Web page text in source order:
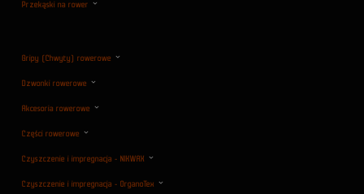
Przekąski na rower
Gripy (Chwyty) rowerowe
Dzwonki rowerowe
Akcesoria rowerowe
Części rowerowe
Czyszczenie i impregnacja - NIKWAX
Czyszczenie i impregnacja - OrganoTex